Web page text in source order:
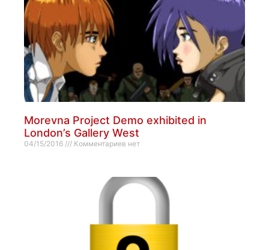
Morevna Project Demo exhibited in
London’s Gallery West
04/15/2016 Комментариев нет